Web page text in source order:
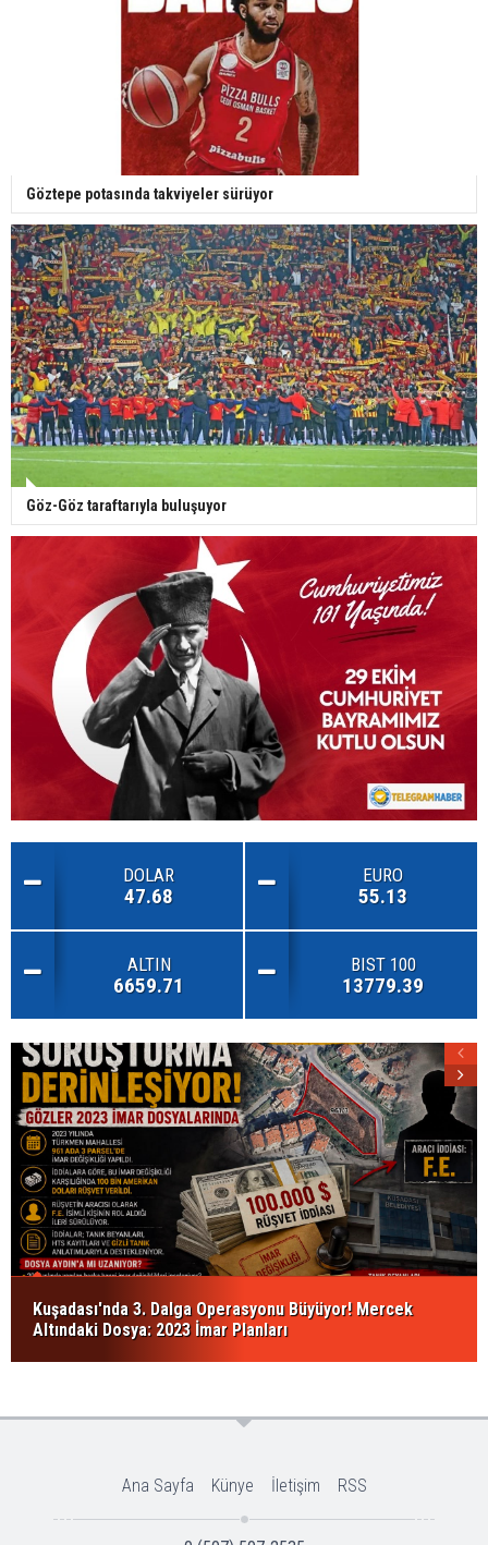
Göztepe potasında takviyeler sürüyor
Göz-Göz taraftarıyla buluşuyor
DOLAR
47.68
EURO
55.13
ALTIN
6659.71
BIST 100
13779.39
Kuşadası'nda 3. Dalga Operasyonu Büyüyor! Mercek
Altındaki Dosya: 2023 İmar Planları
Ana Sayfa Künye İletişim RSS